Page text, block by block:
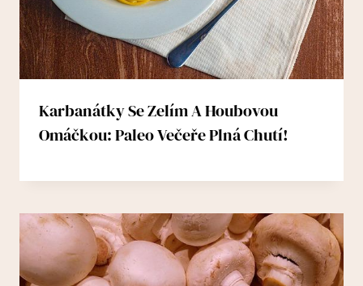
Karbanátky Se Zelím A Houbovou
Omáčkou: Paleo Večeře Plná Chutí!